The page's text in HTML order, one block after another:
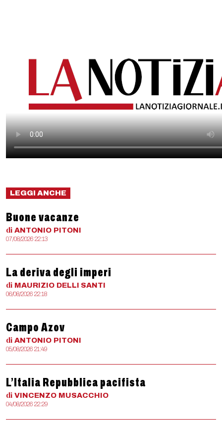
LEGGI ANCHE
Buone vacanze
di ANTONIO PITONI
07/08/2026 22:13
La deriva degli imperi
di MAURIZIO DELLI SANTI
06/08/2026 22:18
Campo Azov
di ANTONIO PITONI
05/08/2026 21:49
L’Italia Repubblica pacifista
di VINCENZO MUSACCHIO
04/08/2026 22:29